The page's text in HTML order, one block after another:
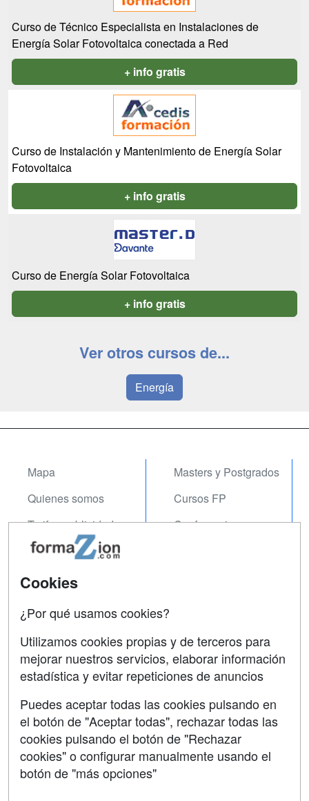
Curso de Técnico Especialista en Instalaciones de
Energía Solar Fotovoltaica conectada a Red
+ info gratis
Curso de Instalación y Mantenimiento de Energía Solar
Fotovoltaica
+ info gratis
Curso de Energía Solar Fotovoltaica
+ info gratis
Ver otros cursos de...
Energía
Mapa
Quienes somos
Tarifas publicidad
Acceso Usuarios
Acceso Centros
Masters y Postgrados
Cursos FP
Conferencias
Contactar
Confidencialidad
Aviso legal
Copyleft
Cookies
¿Por qué usamos cookies?
Utilizamos cookies propias y de terceros para
mejorar nuestros servicios, elaborar información
estadística y evitar repeticiones de anuncios
Puedes aceptar todas las cookies pulsando en
el botón de "Aceptar todas", rechazar todas las
cookies pulsando el botón de "Rechazar
cookies" o configurar manualmente usando el
botón de "más opciones"